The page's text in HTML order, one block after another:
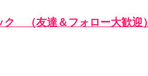
（友達＆フォロー大歓迎）